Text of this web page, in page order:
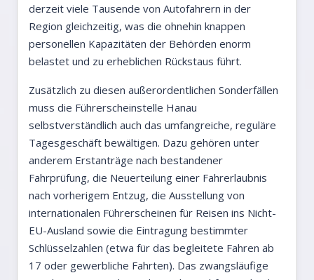
derzeit viele Tausende von Autofahrern in der
Region gleichzeitig, was die ohnehin knappen
personellen Kapazitäten der Behörden enorm
belastet und zu erheblichen Rückstaus führt.
Zusätzlich zu diesen außerordentlichen Sonderfällen
muss die Führerscheinstelle Hanau
selbstverständlich auch das umfangreiche, reguläre
Tagesgeschäft bewältigen. Dazu gehören unter
anderem Erstanträge nach bestandener
Fahrprüfung, die Neuerteilung einer Fahrerlaubnis
nach vorherigem Entzug, die Ausstellung von
internationalen Führerscheinen für Reisen ins Nicht-
EU-Ausland sowie die Eintragung bestimmter
Schlüsselzahlen (etwa für das begleitete Fahren ab
17 oder gewerbliche Fahrten). Das zwangsläufige